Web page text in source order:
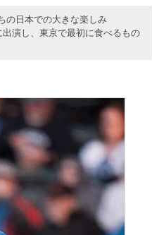
の日本での大きな楽しみ
演し、東京で最初に食べるもの